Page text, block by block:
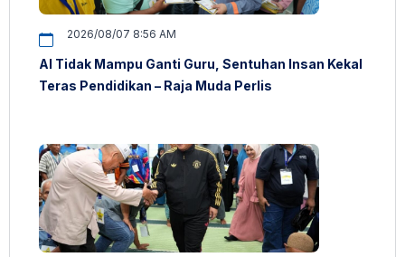
2026/08/07 8:56 AM
AI Tidak Mampu Ganti Guru, Sentuhan Insan Kekal
Teras Pendidikan – Raja Muda Perlis